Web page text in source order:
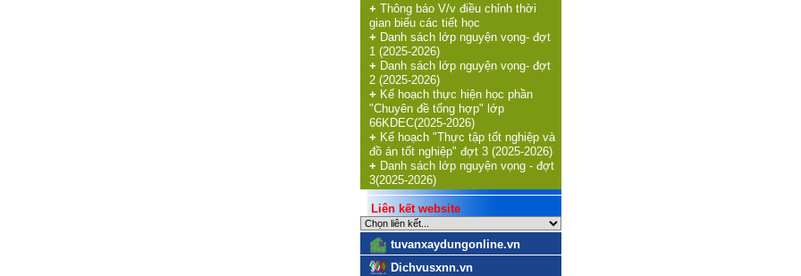
+ Thông báo V/v điều chỉnh thời
gian biểu các tiết học
+ Danh sách lớp nguyện vọng- đợt
1 (2025-2026)
+ Danh sách lớp nguyện vọng- đợt
2 (2025-2026)
+ Kế hoạch thực hiện học phần
"Chuyên đề tổng hợp" lớp
66KDEC(2025-2026)
+ Kế hoạch "Thực tập tốt nghiệp và
đồ án tốt nghiệp" đợt 3 (2025-2026)
+ Danh sách lớp nguyện vọng - đợt
3(2025-2026)
Liên kết website
tuvanxaydungonline.vn
Dichvusxnn.vn